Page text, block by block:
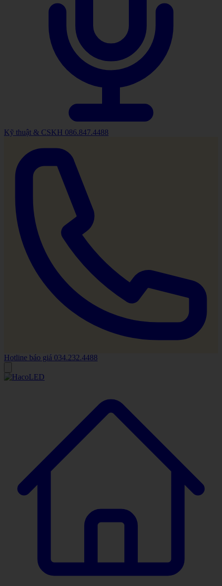
Kỹ thuật & CSKH 086.847.4488
Hotline báo giá 034.232.4488